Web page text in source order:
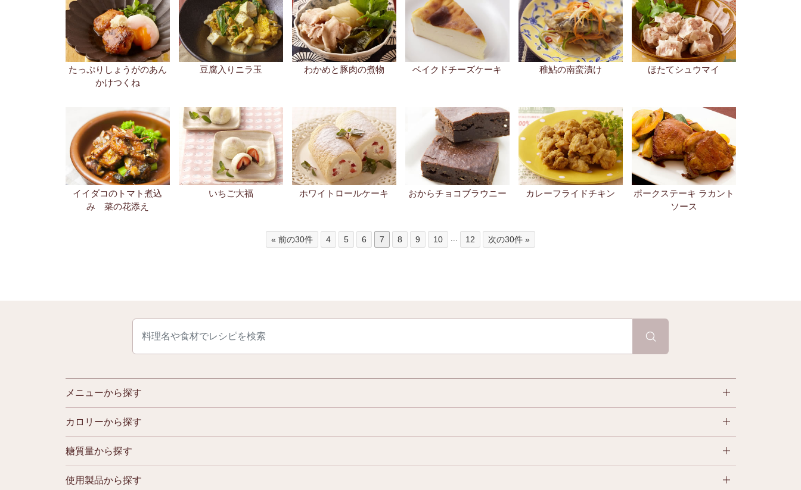
たっぷりしょうがのあん
かけつくね
豆腐入りニラ玉 わかめと豚肉の煮物 ベイクドチーズケーキ 稚鮎の南蛮漬け ほたてシュウマイ
イイダコのトマト煮込
み 菜の花添え
いちご大福 ホワイトロールケーキ おからチョコブラウニー カレーフライドチキン
ポークステーキ ラカント
ソース
« 前の30件 4 5 6 7 8 9 10 12 次の30件 »
メニューから探す
カロリーから探す
糖質量から探す
使用製品から探す